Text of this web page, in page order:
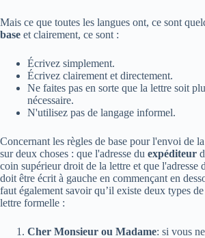
Mais ce que toutes les langues ont, ce sont
base et clairement, ce sont :
Écrivez simplement.
Écrivez clairement et directement.
Ne faites pas en sorte que la lettre soit
nécessaire.
N'utilisez pas de langage informel.
Concernant les règles de base pour l'envoi de
sur deux choses : que l'adresse du expéditeur
coin supérieur droit de la lettre et que l'adresse
doit être écrit à gauche en commençant en
faut également savoir qu’il existe deux types
lettre formelle :
Cher Monsieur ou Madame: si vous